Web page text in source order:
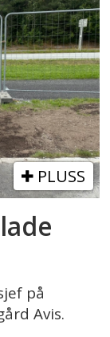
PLUSS
på
Avis.